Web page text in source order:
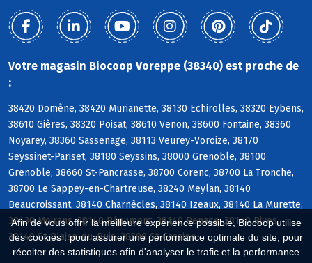
Afin de vous offrir la meilleure expérience possible, Biocoop utilise
des cookies : pour assurer une performance optimale du site, pour
récolter des statistiques afin d'analyser le trafic et la performance
Votre magasin Biocoop Voreppe (38340) est proche de
:
38420 Domène, 38420 Murianette, 38130 Echirolles, 38320 Eybens,
38610 Gières, 38320 Poisat, 38610 Venon, 38600 Fontaine, 38360
Noyarey, 38360 Sassenage, 38113 Veurey-Voroize, 38170
Seyssinet-Pariset, 38180 Seyssins, 38000 Grenoble, 38100
Grenoble, 38660 St-Pancrasse, 38700 Corenc, 38700 La Tronche,
38700 Le Sappey-en-Chartreuse, 38240 Meylan, 38140
Beaucroissant, 38140 Charnècles, 38140 Izeaux, 38140 La Murette,
38430 Moirans, 38140 Réaumont, 38140 Renage, 38140 Rives,
38140 St-Blaise-du-Buis, 38500 St-Cassien